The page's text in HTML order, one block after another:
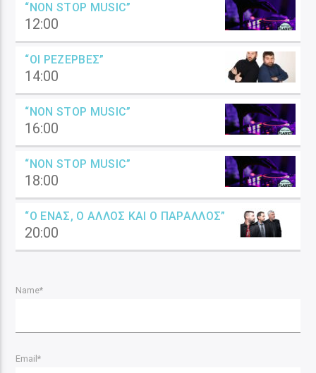
“NON STOP MUSIC”
12:00
“ΟΙ ΡΕΖΈΡΒΕΣ”
14:00
“NON STOP MUSIC”
16:00
“NON STOP MUSIC”
18:00
“Ο ΈΝΑΣ, Ο ΆΛΛΟΣ ΚΑΙ Ο ΠΑΡΆΛΛΟΣ”
20:00
Name*
Email*